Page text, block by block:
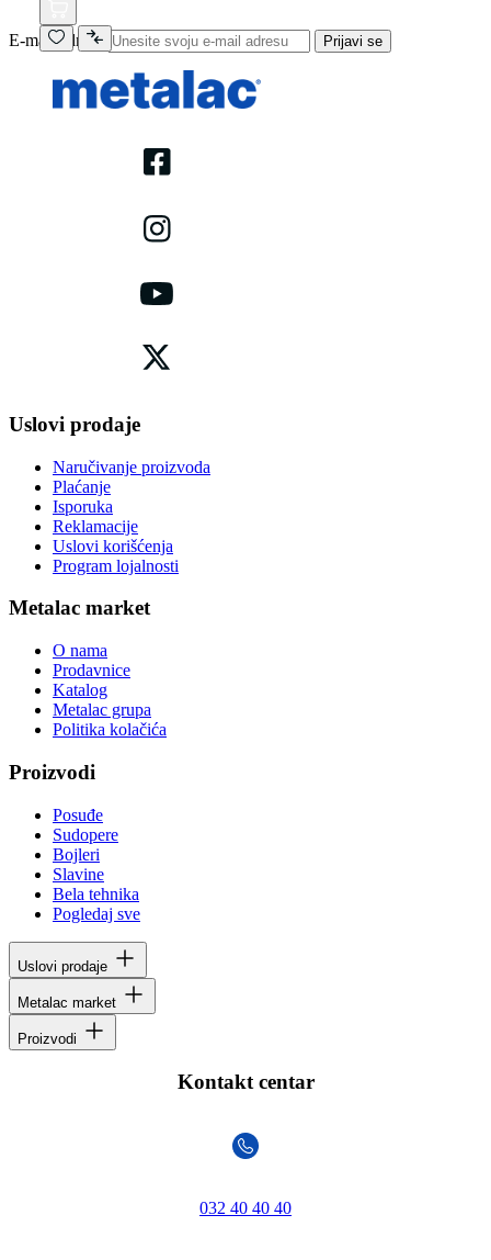
E-mail adresa Prijavi se
Uslovi prodaje
Naručivanje proizvoda
Plaćanje
Isporuka
Reklamacije
Uslovi korišćenja
Program lojalnosti
Metalac market
O nama
Prodavnice
Katalog
Metalac grupa
Politika kolačića
Proizvodi
Posuđe
Sudopere
Bojleri
Slavine
Bela tehnika
Pogledaj sve
Uslovi prodaje
Metalac market
Proizvodi
Kontakt centar
032 40 40 40